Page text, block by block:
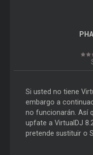
Si usted no tiene
embargo a
no funcionarán. Así
upfate a VirtualDJ
pretende sustituir o